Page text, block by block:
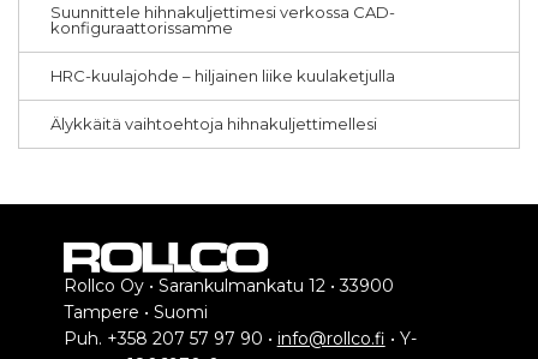
Suunnittele hihnakuljettimesi verkossa CAD-
konfiguraattorissamme
HRC-kuulajohde – hiljainen liike kuulaketjulla
Älykkäitä vaihtoehtoja hihnakuljettimellesi
Rollco Oy • Sarankulmankatu 12 • 33900
Tampere • Suomi
Puh. +358 207 57 97 90 • info@rollco.fi • Y-